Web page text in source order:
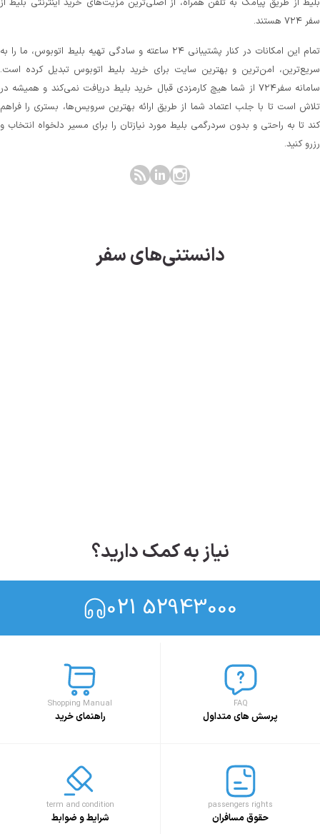
از طریق پیامک به تلفن همراه، از اصلی‌ترین مزیت‌های خرید اینترنتی بلیط از
هستند.
تمام این امکانات در کنار پشتیبانی‌ ۲۴ ساعته و سادگی تهیه بلیط اتوبوس، ما را به
امن‌ترین و بهترین سایت برای خرید بلیط اتوبوس تبدیل کرده است.
سامانه سفر۷۲۴ از شما هیچ کارمزدی قبال خرید بلیط دریافت نمی‌کند و همیشه در
است تا با جلب اعتماد شما از طریق ارائه بهترین سرویس‌ها، بستری را فراهم
تا به راحتی و بدون سردرگمی بلیط مورد نیازتان را برای مسیر دلخواه انتخاب و
کنید.
دانستنی‌های سفر
نیاز به کمک دارید؟
021 52943000
FAQ
پرسش های متداول
Shopping Manual
راهنمای خرید
passengers rights
حقوق مسافران
term and condition
شرایط و ضوابط